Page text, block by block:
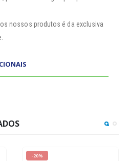
nossos produtos é da exclusiva
-20%